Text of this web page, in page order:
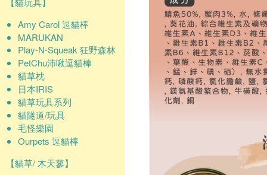
Amy Carol 逗貓棒
MARUKAN
Play-N-Squeak 狂野森林
PetChu沛啾逗貓棒
貓草枕
日本IRIS
貓草玩具系列
貓隧道/玩具
毛怪樂園
Ourpets 逗貓棒
【貓草/ 木天蓼】